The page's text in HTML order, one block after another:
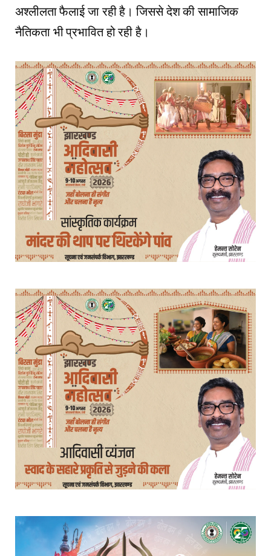
अश्लीलता फैलाई जा रही है। जिससे देश की सामाजिक
नैतिकता भी प्रभावित हो रही है।